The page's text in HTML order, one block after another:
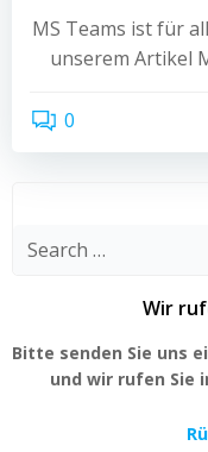
MS Teams ist für
unserem Artikel
0
Search
Wir
Bitte senden Sie uns
und wir rufen Sie